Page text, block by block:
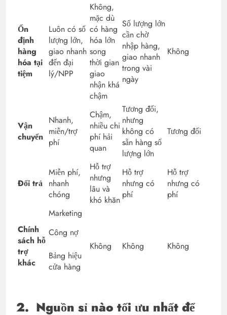
Ổn
định
hàng
hóa tại
tiệm
Luôn có số
lượng lớn,
giao nhanh
đến đại
lý/NPP
Không,
mặc dù
có hàng
hóa lớn
song
thời gian
giao
nhận khá
chậm
Số lượng lớn
cần chờ
nhập hàng,
giao nhanh
trong vài
ngày
Không
Vận
chuyển
Nhanh,
miễn/trợ
phí
Chậm,
nhiều chi
phí hải
quan
Tương đối,
nhưng
không có
sẵn hàng số
lượng lớn
Tương đối
Đổi trả
Miễn phí,
nhanh
chóng
Hỗ trợ
nhưng
lâu và
khó khăn
Hỗ trợ
nhưng có
phí
Hỗ trợ
nhưng có
phí
Chính
sách hỗ
trợ
khác
Marketing
Công nợ
Bảng hiệu
cửa hàng
Không Không Không
2. Nguồn sỉ nào tối ưu nhất để